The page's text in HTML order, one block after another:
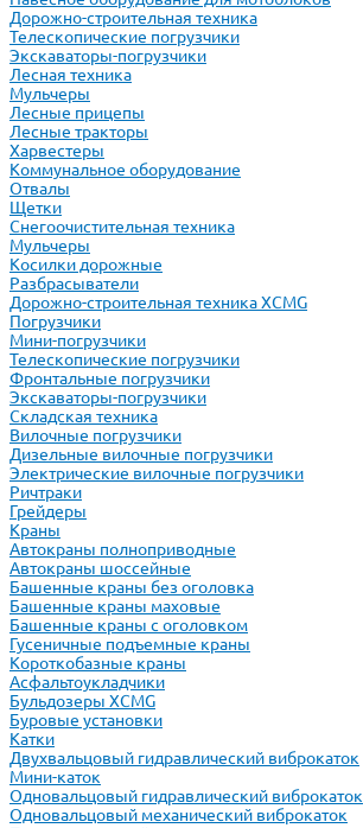
Дорожно-строительная техника
Телескопические погрузчики
Экскаваторы-погрузчики
Лесная техника
Мульчеры
Лесные прицепы
Лесные тракторы
Харвестеры
Коммунальное оборудование
Отвалы
Щетки
Снегоочистительная техника
Мульчеры
Косилки дорожные
Разбрасыватели
Дорожно-строительная техника XCMG
Погрузчики
Мини-погрузчики
Телескопические погрузчики
Фронтальные погрузчики
Экскаваторы-погрузчики
Складская техника
Вилочные погрузчики
Дизельные вилочные погрузчики
Электрические вилочные погрузчики
Ричтраки
Грейдеры
Краны
Автокраны полноприводные
Автокраны шоссейные
Башенные краны без оголовка
Башенные краны маховые
Башенные краны с оголовком
Гусеничные подъемные краны
Короткобазные краны
Асфальтоукладчики
Бульдозеры XCMG
Буровые установки
Катки
Двухвальцовый гидравлический виброкаток
Мини-каток
Одновальцовый гидравлический виброкаток
Одновальцовый механический виброкаток